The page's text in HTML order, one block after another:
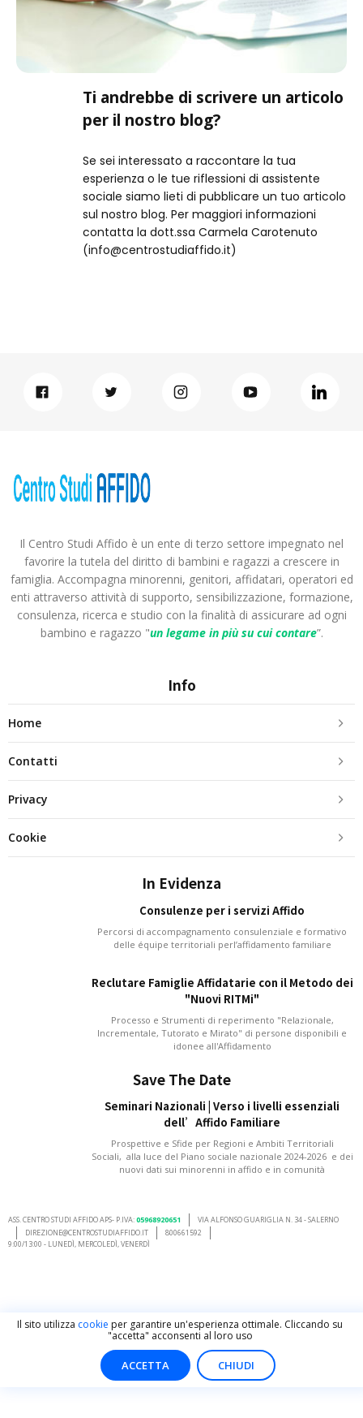
Ti andrebbe di scrivere un articolo
per il nostro blog?
Se sei interessato a raccontare la tua
esperienza o le tue riflessioni di assistente
sociale siamo lieti di pubblicare un tuo articolo
sul nostro blog. Per maggiori informazioni
contatta la dott.ssa Carmela Carotenuto
(info@centrostudiaffido.it)
Il Centro Studi Affido è un ente di terzo settore impegnato nel
favorire la tutela del diritto di bambini e ragazzi a crescere in
famiglia. Accompagna minorenni, genitori, affidatari, operatori ed
enti attraverso attività di supporto, sensibilizzazione, formazione,
consulenza, ricerca e studio con la finalità di assicurare ad ogni
bambino e ragazzo "un legame in più su cui contare”.
Info
Home
Contatti
Privacy
Cookie
In Evidenza
Consulenze per i servizi Affido
Percorsi di accompagnamento consulenziale e formativo
delle équipe territoriali perl’affidamento familiare
Reclutare Famiglie Affidatarie con il Metodo dei
"Nuovi RITMi"
Processo e Strumenti di reperimento "Relazionale,
Incrementale, Tutorato e Mirato" di persone disponibili e
idonee all'Affidamento
Save The Date
Seminari Nazionali | Verso i livelli essenziali
dell’Affido Familiare
Prospettive e Sfide per Regioni e Ambiti Territoriali
Sociali, alla luce del Piano sociale nazionale 2024-2026 e dei
nuovi dati sui minorenni in affido e in comunità
ASS. CENTRO STUDI AFFIDO APS- P.IVA:05968920651
VIA ALFONSO GUARIGLIA N. 34 - SALERNO
DIREZIONE@CENTROSTUDIAFFIDO.IT
800661592
9:00/13:00 - LUNEDÌ, MERCOLEDÌ, VENERDÌ
Il sito utilizza cookie per garantire un'esperienza ottimale. Cliccando su
"accetta" acconsenti al loro uso
ACCETTA CHIUDI